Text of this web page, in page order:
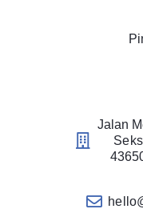
Jalan